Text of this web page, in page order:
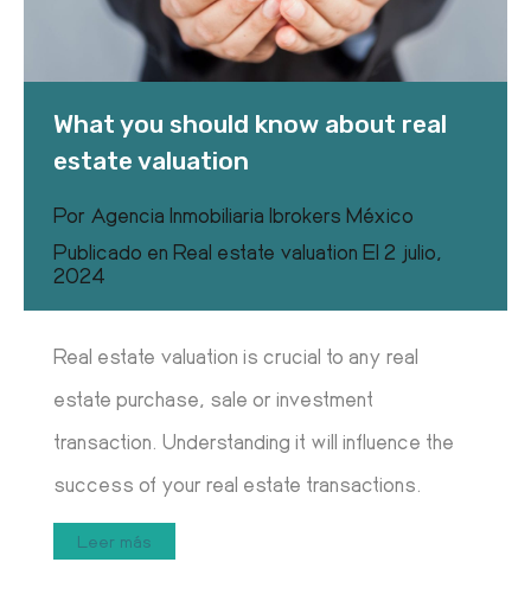
What you should know about real
estate valuation
Por Agencia Inmobiliaria Ibrokers México
Publicado en Real estate valuation El 2 julio,
2024
Real estate valuation is crucial to any real
estate purchase, sale or investment
transaction. Understanding it will influence the
success of your real estate transactions.
Leer más